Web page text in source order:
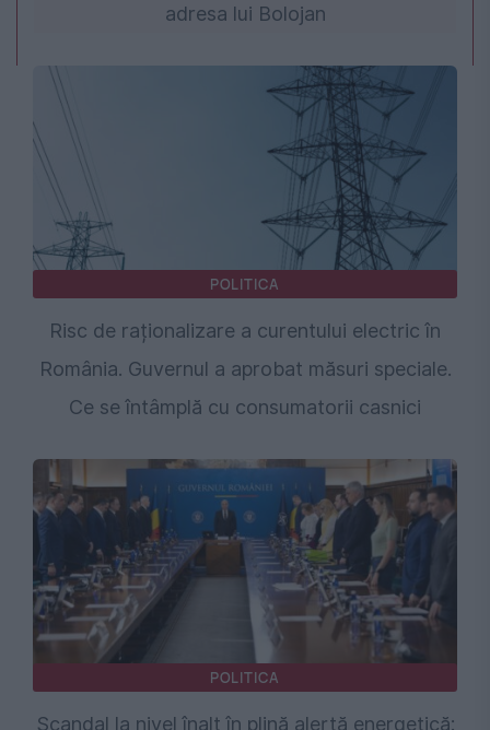
adresa lui Bolojan
POLITICA
Risc de raționalizare a curentului electric în
România. Guvernul a aprobat măsuri speciale.
Ce se întâmplă cu consumatorii casnici
POLITICA
Scandal la nivel înalt în plină alertă energetică: